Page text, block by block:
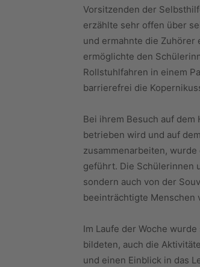
Vorsitzenden der
erzählte sehr offen über
und ermahnte die Zuhörer
ermöglichte den
Rollstuhlfahren in einem
barrierefrei die
Bei ihrem Besuch auf
betrieben wird und auf
zusammenarbeiten,
geführt. Die Schülerinnen
sondern auch von der
beeinträchtigte Menschen
Im Laufe der Woche
bildeten, auch die
und einen Einblick in das